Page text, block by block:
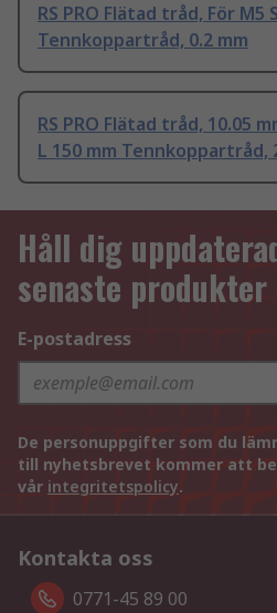
RS PRO Flätad tråd, För M5
Tennkoppartråd, 0.2 mm
RS PRO Flätad tråd, 10.05
L 150 mm Tennkoppartråd,
Håll dig
senaste
E-postadress
De personuppgifter som du
till nyhetsbrevet kommer att
vår integritetspolicy.
Kontakta oss
0771-45 89 00